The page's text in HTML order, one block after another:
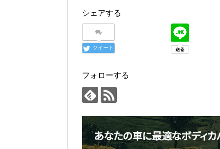
シェアする
ツイート
フォローする